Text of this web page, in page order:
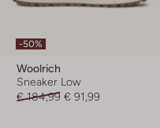
-50%
Woolrich
Sneaker Low
€ 184,99 € 91,99